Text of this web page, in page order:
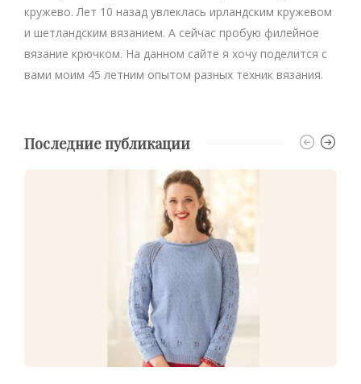
кружево. Лет 10 назад увлеклась ирландским кружевом
и шетландским вязанием. А сейчас пробую филейное
вязание крючком. На данном сайте я хочу поделится с
вами моим 45 летним опытом разных техник вязания.
Последние публикации